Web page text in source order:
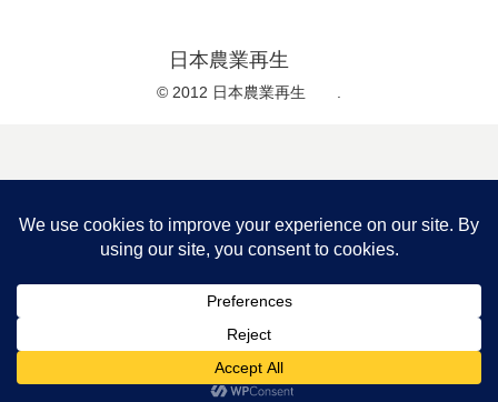
日本農業再生
© 2012 日本農業再生 .
検索